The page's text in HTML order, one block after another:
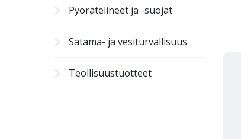
Pyörätelineet ja -suojat
Satama- ja vesiturvallisuus
Teollisuustuotteet